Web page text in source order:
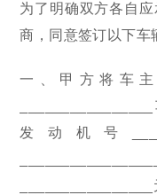
为了明确双方各自
商，同意签订以下车
一、甲方将车主
发动机号
________________